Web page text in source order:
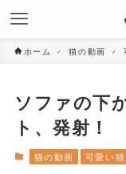
ホーム 猫の動画
ソファの下
ト、発射！
猫の動画 可愛い猫